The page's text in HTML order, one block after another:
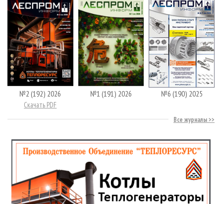
№2 (192) 2026
Скачать PDF
№1 (191) 2026 №6 (190) 2025
Все журналы